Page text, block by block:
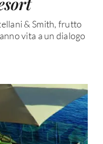
& Smith, frutto
vita a un dialogo